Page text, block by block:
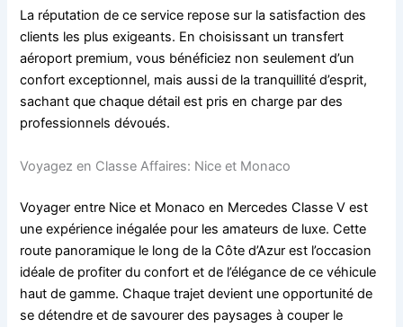
La réputation de ce service repose sur la satisfaction des
clients les plus exigeants. En choisissant un transfert
aéroport premium, vous bénéficiez non seulement d’un
confort exceptionnel, mais aussi de la tranquillité d’esprit,
sachant que chaque détail est pris en charge par des
professionnels dévoués.
Voyagez en Classe Affaires: Nice et Monaco
Voyager entre Nice et Monaco en Mercedes Classe V est
une expérience inégalée pour les amateurs de luxe. Cette
route panoramique le long de la Côte d’Azur est l’occasion
idéale de profiter du confort et de l’élégance de ce véhicule
haut de gamme. Chaque trajet devient une opportunité de
se détendre et de savourer des paysages à couper le